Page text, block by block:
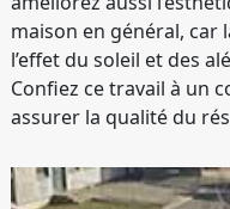
maison en général, car
l’effet du soleil et des
Confiez ce travail à un
assurer la qualité du